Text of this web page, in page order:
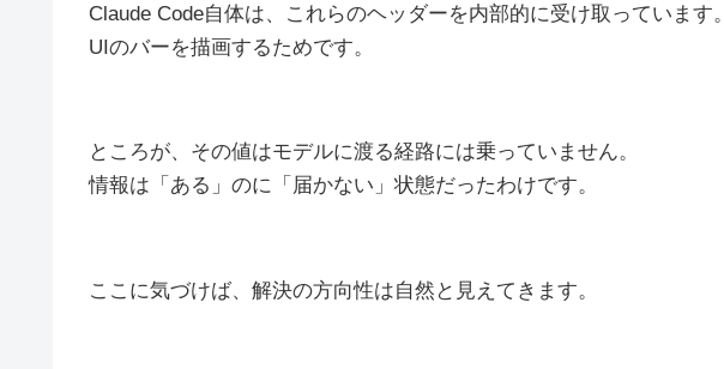
Claude Code自体は、これらのヘッダーを内部的に受け取っています。
UIのバーを描画するためです。
ところが、その値はモデルに渡る経路には乗っていません。
情報は「ある」のに「届かない」状態だったわけです。
ここに気づけば、解決の方向性は自然と見えてきます。